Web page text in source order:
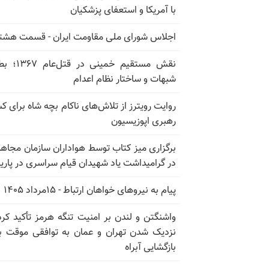
با آمریکا و استعفای پزشکیان
اجلاس شورای ملی مقاومت ایران - قسمت
نقش مستقیم خمینی
شبهات و ساختار نظام اعدام
روایت رویترز از تلاش‌های ناکام بچه شاه
رهبری اپوزیسیون
برگزاری میز کتاب توسط هواداران سازمان
در گرامیداشت یاد شهیدان قیام سراسری در
پیام به نیروهای خواهان ارتباط - ۱۵مرداد ۱۴۰۵
واشنگتن و لندن بر امنیت تنگه هرمز تأکید
نزدیک شدن تهران و عمان به توافقی موقت
بازگشایی آبراه